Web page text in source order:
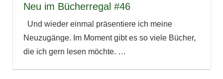
Neu im Bücherregal #46
Und wieder einmal präsentiere ich meine
Neuzugänge. Im Moment gibt es so viele Bücher,
die ich gern lesen möchte. …